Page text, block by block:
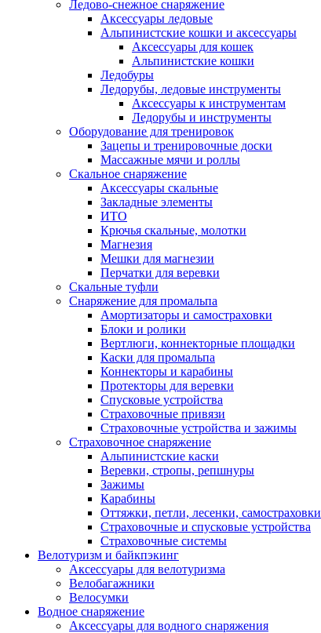
Ледово-снежное снаряжение
Аксессуары ледовые
Альпинистские кошки и аксессуары
Аксессуары для кошек
Альпинистские кошки
Ледобуры
Ледорубы, ледовые инструменты
Аксессуары к инструментам
Ледорубы и инструменты
Оборудование для тренировок
Зацепы и тренировочные доски
Массажные мячи и роллы
Скальное снаряжение
Аксессуары скальные
Закладные элементы
ИТО
Крючья скальные, молотки
Магнезия
Мешки для магнезии
Перчатки для веревки
Скальные туфли
Снаряжение для промальпа
Амортизаторы и самостраховки
Блоки и ролики
Вертлюги, коннекторные площадки
Каски для промальпа
Коннекторы и карабины
Протекторы для веревки
Спусковые устройства
Страховочные привязи
Страховочные устройства и зажимы
Страховочное снаряжение
Альпинистские каски
Веревки, стропы, репшнуры
Зажимы
Карабины
Оттяжки, петли, лесенки, самостраховки
Страховочные и спусковые устройства
Страховочные системы
Велотуризм и байкпэкинг
Аксессуары для велотуризма
Велобагажники
Велосумки
Водное снаряжение
Аксессуары для водного снаряжения